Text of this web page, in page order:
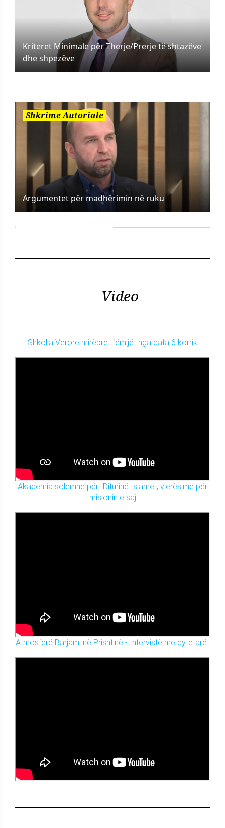
Kriteret Minimale për Therje/Prerje të shtazëve
dhe shpezëve
Shkrime Autoriale
Argumentet për madhërimin në ruku
Video
Shkolla Verore mirëpret fëmijët nga data 6 korrik
Akademia solemne për "Diturinë Islame", vlerësime për
misionin e saj
Atmosferë Barjami në Prishtinë - Intervistë me qytetarët